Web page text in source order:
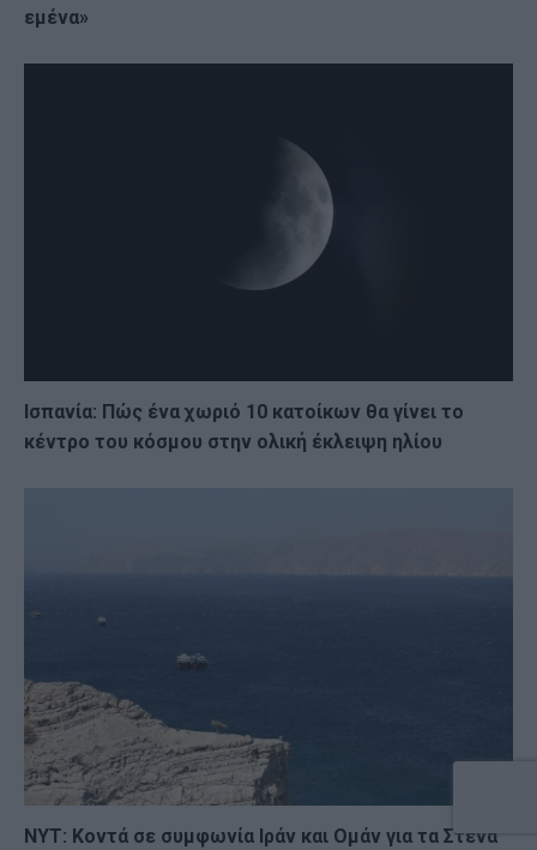
εμένα»
Ισπανία: Πώς ένα χωριό 10 κατοίκων θα γίνει το
κέντρο του κόσμου στην ολική έκλειψη ηλίου
NYT: Κοντά σε συμφωνία Ιράν και Ομάν για τα Στενά